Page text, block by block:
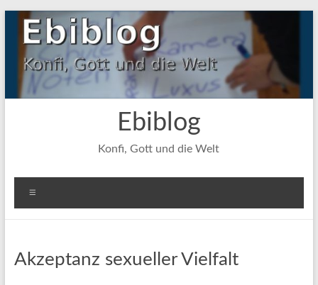
Zum
Inhalt
springen
Ebiblog
Konfi, Gott und die Welt
Akzeptanz sexueller Vielfalt